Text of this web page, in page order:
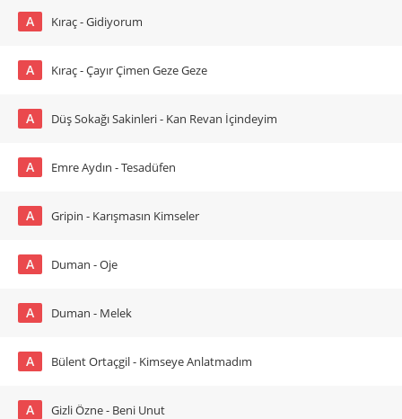
A Kıraç - Gidiyorum
A Kıraç - Çayır Çimen Geze Geze
A Düş Sokağı Sakinleri - Kan Revan İçindeyim
A Emre Aydın - Tesadüfen
A Gripin - Karışmasın Kimseler
A Duman - Oje
A Duman - Melek
A Bülent Ortaçgil - Kimseye Anlatmadım
A Gizli Özne - Beni Unut